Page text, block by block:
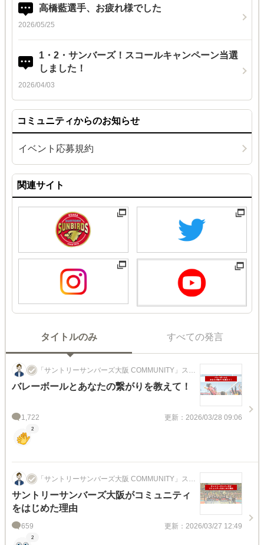
高橋藍選手、お疲れ様でした
2026/05/25
1・2・サンバーズ！スコールキャンペーン当選
しました！
2026/04/03
コミュニティからのお知らせ
イベント応募規約
関連サイト
タイトルのみ すべての発言
「サントリーサンバーズ大阪 COMMUNITY」スタ
ッフ
バレーボールとあなたの繋がりを教えて！
1,722 更新：2026/03/28 09:06
2
「サントリーサンバーズ大阪 COMMUNITY」スタ
サントリーサンバーズ大阪がコミュニティ
をはじめた理由
659 更新：2026/03/27 12:49
2